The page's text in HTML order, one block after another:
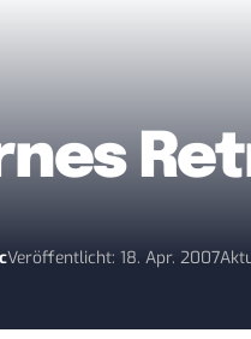
Veröffentlicht: 18. Apr. 2007